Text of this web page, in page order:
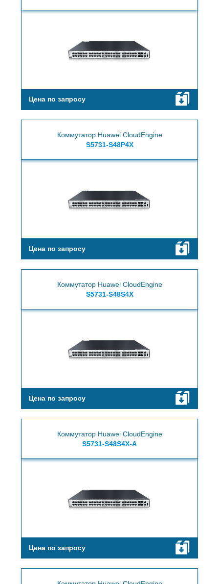
Цена по запросу
Коммутатор Huawei CloudEngine
S5731-S48P4X
Цена по запросу
Коммутатор Huawei CloudEngine
S5731-S48S4X
Цена по запросу
Коммутатор Huawei CloudEngine
S5731-S48S4X-A
Цена по запросу